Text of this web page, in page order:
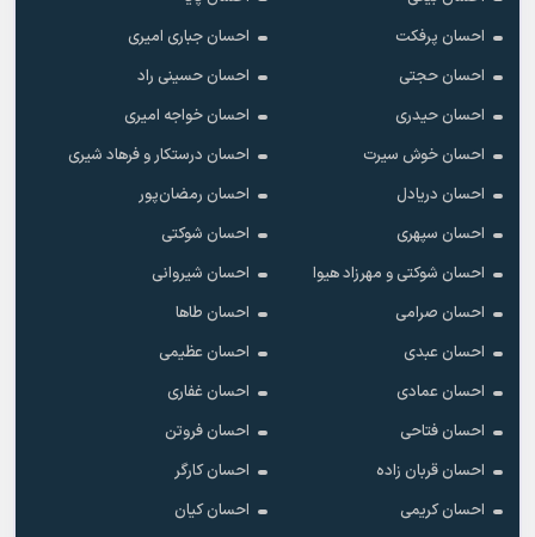
احسان پرفکت
احسان جباری امیری
احسان حجتی
احسان حسینی راد
احسان حیدری
احسان خواجه امیری
احسان خوش سیرت
احسان درستکار و فرهاد شیرى
احسان دریادل
احسان رمضان‌پور
احسان سپهری
احسان شوکتی
احسان شوکتی و مهرزاد هیوا
احسان شیروانی
احسان صرامی
احسان طاها
احسان عبدی
احسان عظیمی
احسان عمادی
احسان غفاری
احسان فتاحی
احسان فروتن
احسان قربان زاده
احسان کارگر
احسان کریمی
احسان کیان